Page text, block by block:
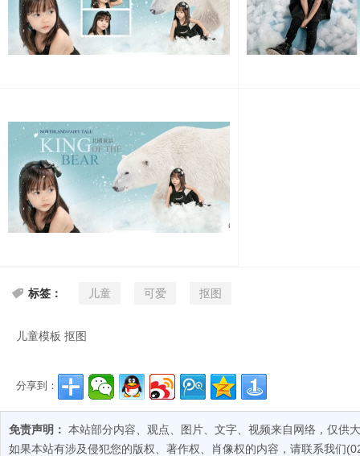
标签： 儿童 可爱 抠图
儿童模板 抠图
分享到：
免责声明： 本站部分内容、观点、图片、文字、视频来自网络，仅供
如果本站有涉及侵犯您的版权、著作权、肖像权的内容，请联系我们